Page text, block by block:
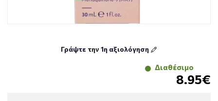
Γράψτε την 1η αξιολόγηση
Διαθέσιμο
8.95€